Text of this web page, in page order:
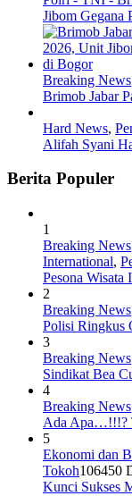
Jibom Gegana
Breaking News
Brimob Jabar
Hard News,
Alifah Syani
Berita Populer
1
Breaking News
International,
Pesona
2
Breaking News
Polisi Ringkus
3
Breaking News
Sindikat Bea
4
Breaking News
Ada Apa…!!!?
5
Ekonomi dan
Tokoh106450
Kunci Sukses